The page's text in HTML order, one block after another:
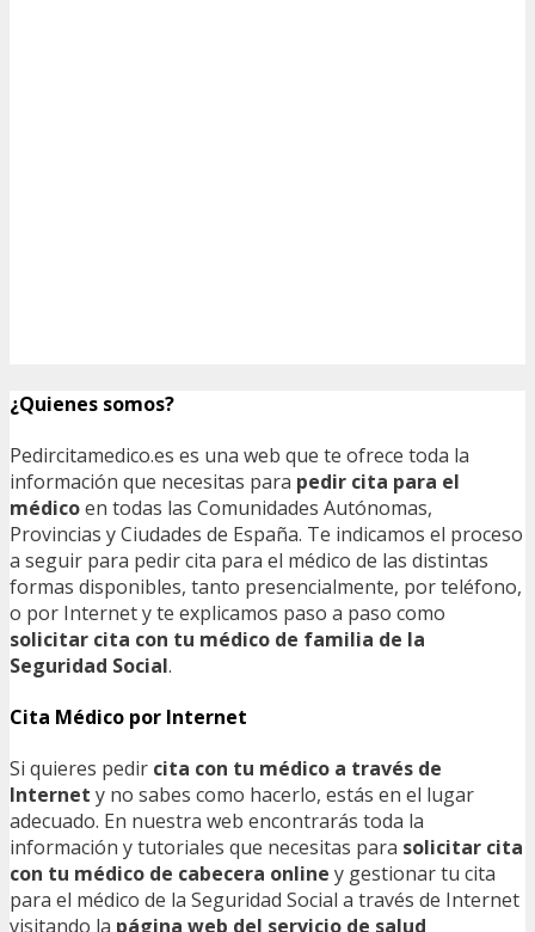
¿Quienes somos?
Pedircitamedico.es es una web que te ofrece toda la
información que necesitas para pedir cita para el
médicoen todas las Comunidades Autónomas,
Provincias y Ciudades de España. Te indicamos el proceso
a seguir para pedir cita para el médico de las distintas
formas disponibles, tanto presencialmente, por teléfono,
o por Internet y te explicamos paso a paso como
solicitar cita con tu médico de familia de la
Seguridad Social.
Cita Médico por Internet
Si quieres pedir cita con tu médico a través de
Internet y no sabes como hacerlo, estás en el lugar
adecuado. En nuestra web encontrarás toda la
información y tutoriales que necesitas para solicitar cita
con tu médico de cabecera online y gestionar tu cita
para el médico de la Seguridad Social a través de Internet
visitando la página web del servicio de salud